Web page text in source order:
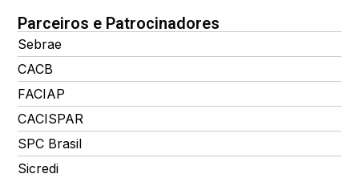
Parceiros e Patrocinadores
Sebrae
CACB
FACIAP
CACISPAR
SPC Brasil
Sicredi